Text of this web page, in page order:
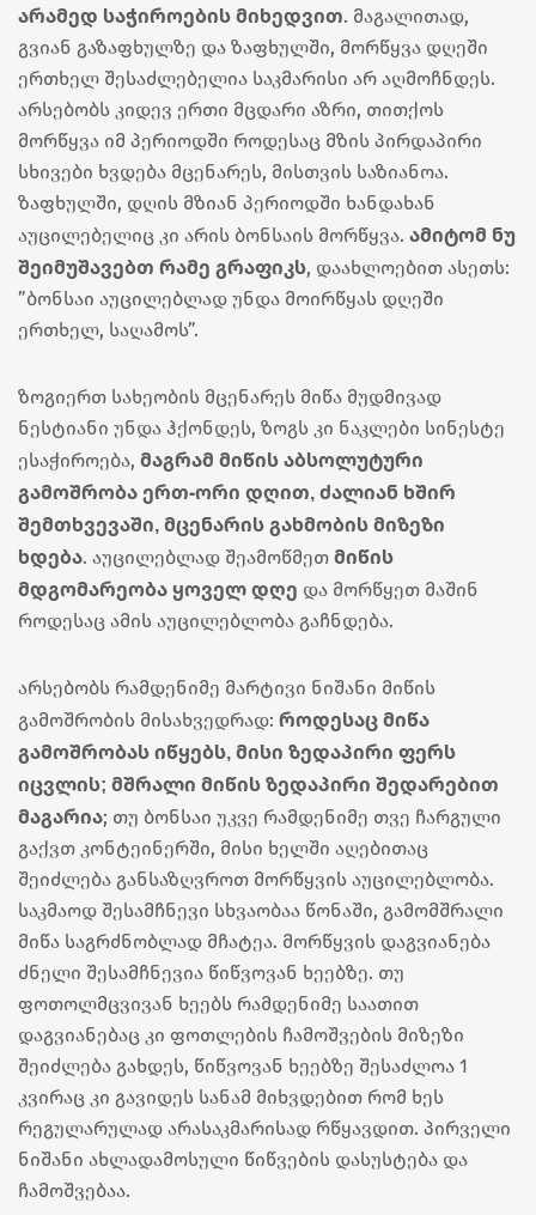
არამედ საჭიროების მიხედვით. მაგალითად,
გვიან გაზაფხულზე და ზაფხულში, მორწყვა დღეში
ერთხელ შესაძლებელია საკმარისი არ აღმოჩნდეს.
არსებობს კიდევ ერთი მცდარი აზრი, თითქოს
მორწყვა იმ პერიოდში როდესაც მზის პირდაპირი
სხივები ხვდება მცენარეს, მისთვის საზიანოა.
ზაფხულში, დღის მზიან პერიოდში ხანდახან
აუცილებელიც კი არის ბონსაის მორწყვა. ამიტომ ნუ
შეიმუშავებთ რამე გრაფიკს, დაახლოებით ასეთს:
”ბონსაი აუცილებლად უნდა მოირწყას დღეში
ერთხელ, საღამოს”.
ზოგიერთ სახეობის მცენარეს მიწა მუდმივად
ნესტიანი უნდა ჰქონდეს, ზოგს კი ნაკლები სინესტე
ესაჭიროება, მაგრამ მიწის აბსოლუტური
გამოშრობა ერთ-ორი დღით, ძალიან ხშირ
შემთხვევაში, მცენარის გახმობის მიზეზი
ხდება. აუცილებლად შეამოწმეთ მიწის
მდგომარეობა ყოველ დღე და მორწყეთ მაშინ
როდესაც ამის აუცილებლობა გაჩნდება.
არსებობს რამდენიმე მარტივი ნიშანი მიწის
გამოშრობის მისახვედრად: როდესაც მიწა
გამოშრობას იწყებს, მისი ზედაპირი ფერს
იცვლის; მშრალი მიწის ზედაპირი შედარებით
მაგარია; თუ ბონსაი უკვე რამდენიმე თვე ჩარგული
გაქვთ კონტეინერში, მისი ხელში აღებითაც
შეიძლება განსაზღვროთ მორწყვის აუცილებლობა.
საკმაოდ შესამჩნევი სხვაობაა წონაში, გამომშრალი
მიწა საგრძნობლად მჩატეა. მორწყვის დაგვიანება
ძნელი შესამჩნევია წიწვოვან ხეებზე. თუ
ფოთოლმცვივან ხეებს რამდენიმე საათით
დაგვიანებაც კი ფოთლების ჩამოშვების მიზეზი
შეიძლება გახდეს, წიწვოვან ხეებზე შესაძლოა 1
კვირაც კი გავიდეს სანამ მიხვდებით რომ ხეს
რეგულარულად არასაკმარისად რწყავდით. პირველი
ნიშანი ახლადამოსული წიწვების დასუსტება და
ჩამოშვებაა.